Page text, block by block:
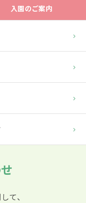
入園のご案内
て、